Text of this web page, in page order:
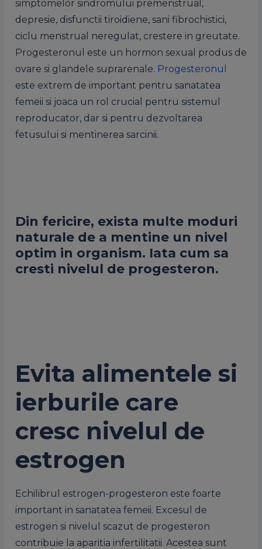
simptomelor sindromului premenstrual,
depresie, disfunctii tiroidiene, sani fibrochistici,
ciclu menstrual neregulat, crestere in greutate.
Progesteronul este un hormon sexual produs de
ovare si glandele suprarenale. Progesteronul
este extrem de important pentru sanatatea
femeii si joaca un rol crucial pentru sistemul
reproducator, dar si pentru dezvoltarea
fetusului si mentinerea sarcinii.
Din fericire, exista multe moduri
naturale de a mentine un nivel
optim in organism. Iata cum sa
cresti nivelul de progesteron.
Evita alimentele si
ierburile care
cresc nivelul de
estrogen
Echilibrul estrogen-progesteron este foarte
important in sanatatea femeii. Excesul de
estrogen si nivelul scazut de progesteron
contribuie la aparitia infertilitatii. Acestea sunt